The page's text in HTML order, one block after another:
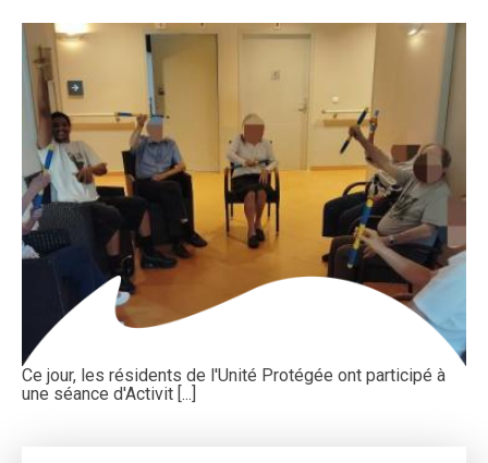
Ce jour, les résidents de l'Unité Protégée ont participé à
une séance d'Activit [...]